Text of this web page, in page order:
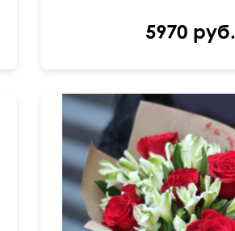
5970 руб.
в крафтовой